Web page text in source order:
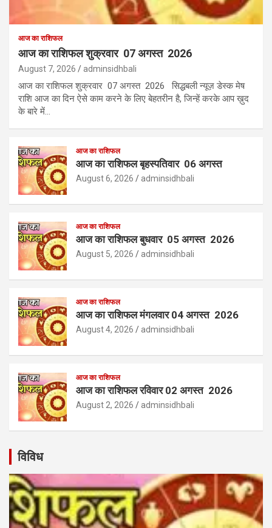
आज का राशिफल
आज का राशिफल शुक्रवार 07 अगस्त 2026
August 7, 2026 adminsidhbali
आज का राशिफल शुक्रवार 07 अगस्त 2026 सिद्धबली न्यूज़ डेस्क मेष
राशि आज का दिन ऐसे काम करने के लिए बेहतरीन है, जिन्हें करके आप ख़ुद
के बारे में…
आज का राशिफल
आज का राशिफल बृहस्पतिवार 06 अगस्त
August 6, 2026 adminsidhbali
आज का राशिफल
आज का राशिफल बुधवार 05 अगस्त 2026
August 5, 2026 adminsidhbali
आज का राशिफल
आज का राशिफल मंगलवार 04 अगस्त 2026
August 4, 2026 adminsidhbali
आज का राशिफल
आज का राशिफल रविवार 02 अगस्त 2026
August 2, 2026 adminsidhbali
विविध